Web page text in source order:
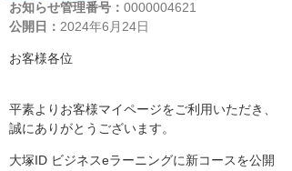
お知らせ管理番号： 0000004621
公開日： 2024年6月24日
お客様各位
平素よりお客様マイページをご利用いただき、
誠にありがとうございます。
大塚ID ビジネスeラーニングに新コースを公開